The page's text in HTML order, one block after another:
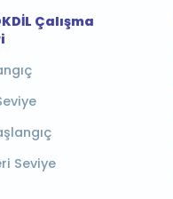
Çalışma
Seviye